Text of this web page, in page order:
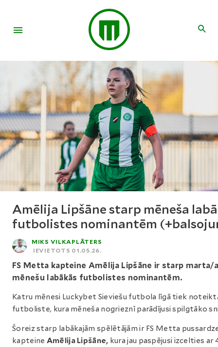
Amēlija Lipšāne starp mēneša
futbolistes nominantēm
MIKS VILKAPLĀTERS
IEVIETOTS 01.05.26.
FS Metta kapteine Amēlija Lipšāne ir starp marta/
mēnešu labākās futbolistes nominantēm.
Katru mēnesi Luckybet Sieviešu futbola līgā tiek
futboliste, kura mēneša nogrieznī parādījusi spilgtāko
Šoreiz starp labākajām spēlētājām ir FS Metta
kapteine Amēlija Lipšāne, kura jau paspējusi izcelties ar